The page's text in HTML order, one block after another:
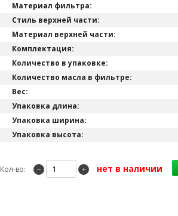
Материал фильтра:
Стиль верхней части:
Материал верхней части:
Комплектация:
Количество в упаковке:
Количество масла в фильтре:
Вес:
Упаковка длина:
Упаковка ширина:
Упаковка высота:
Кол-во: − + нет в наличии